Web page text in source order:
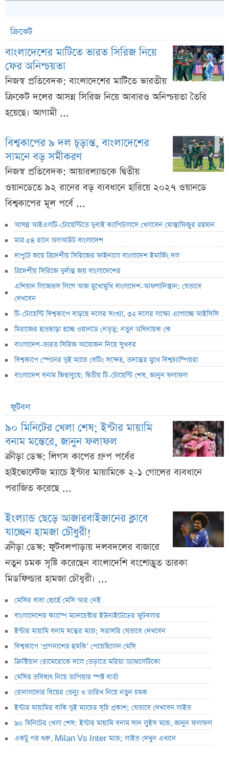
ক্রিকেট
বাংলাদেশের মাটিতে ভারত সিরিজ নিয়ে
ফের অনিশ্চয়তা
নিজস্ব প্রতিবেদক: বাংলাদেশের মাটিতে ভারতীয়
ক্রিকেট দলের আসন্ন সিরিজ নিয়ে আবারও অনিশ্চয়তা তৈরি
হয়েছে। আগামী ...
বিশ্বকাপের ৯ দল চূড়ান্ত, বাংলাদেশের
সামনে বড় সমীকরণ
নিজস্ব প্রতিবেদক: আয়ারল্যান্ডকে দ্বিতীয়
ওয়ানডেতে ৯২ রানের বড় ব্যবধানে হারিয়ে ২০২৭ ওয়ানডে
বিশ্বকাপের মূল পর্বে ...
আসন্ন আইএলটি-টোয়েন্টিতে দুবাই ক্যাপিটালসে খেলবেন মোস্তাফিজুর রহমান
মাত্র ৫৪ রানে অলআউট বাংলাদেশ
দাপুটে জয়ে ত্রিদেশীয় সিরিজের ফাইনালে বাংলাদেশ ইমার্জিং দল
ত্রিদেশীয় সিরিজে দুর্দান্ত জয় বাংলাদেশের
এশিয়ান লিজেন্ডস লিগে আজ মুখোমুখি বাংলাদেশ-আফগানিস্তান: যেভাবে
দেখবেন
টি-টোয়েন্টি বিশ্বকাপে বাড়ছে দলের সংখ্যা, ৩২ দলের লক্ষ্যে এগোচ্ছে আইসিসি
মিরাজের হাতছাড়া হচ্ছে ওয়ানডে নেতৃত্ব; নতুন অধিনায়ক কে
বাংলাদেশ-ভারত সিরিজ আয়োজন নিয়ে সুখবর
বিশ্বকাপে স্পেনের দুই ম্যাচে বেটিং সন্দেহ, তদন্তের মুখে বিশ্বচ্যাম্পিয়রা
বাংলাদেশ বনাম জিম্বাবুয়ে; দ্বিতীয় টি-টোয়েন্টি শেষ, জানুন ফলাফল
ফুটবল
৯০ মিনিটের খেলা শেষ; ইন্টার মায়ামি
বনাম মন্তেরে, জানুন ফলাফল
ক্রীড়া ডেস্ক: লিগস কাপের গ্রুপ পর্বের
হাইভোল্টেজ ম্যাচে ইন্টার মায়ামিকে ২-১ গোলের ব্যবধানে
পরাজিত করেছে ...
ইংল্যান্ড ছেড়ে আজারবাইজানের ক্লাবে
যাচ্ছেন হামজা চৌধুরী!
ক্রীড়া ডেস্ক: ফুটবলপাড়ায় দলবদলের বাজারে
নতুন চমক সৃষ্টি করেছেন বাংলাদেশি বংশোদ্ভূত তারকা
মিডফিল্ডার হামজা চৌধুরী। ...
মেসির বাবা হোর্হে মেসি আর নেই
বাংলাদেশের ক্যাম্পে ম্যানচেস্টার ইউনাইটেডের ফুটবলার
ইন্টার মায়ামি বনাম মন্তের ম্যাচ; সরাসরি যেভাবে দেখবেন
বিশ্বকাপে ‘প্রাণনাশের হুমকি’ পেয়েছিলেন মেসি
ক্রিস্টিয়ান রোমেরোকে দলে ভেড়াতে মরিয়া অ্যাথলেটিকো
মেসির ভবিষ্যৎ নিয়ে তাপিয়ার স্পষ্ট বার্তা
রোনালদোর বিয়ের ভেন্যু ও তারিখ নিয়ে নতুন চমক
ইন্টার মায়ামির বাকি দুই ম্যাচের সূচি প্রকাশ; যেভাবে দেখবেন লাইভ
৯০ মিনিটের খেলা শেষ: ইন্টার মায়ামি বনাম সান লুইস ম্যাচ, জানুন ফলাফল
একটু পর শুরু, Milan Vs Inter ম্যাচ; লাইভ দেখুন এখানে